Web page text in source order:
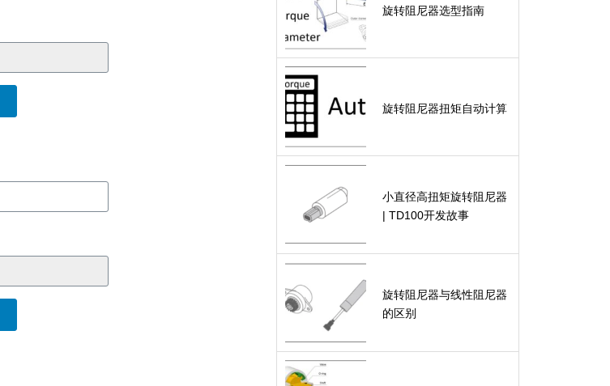
旋转阻尼器选型指南
旋转阻尼器扭矩自动计算
小直径高扭矩旋转阻尼器
| TD100开发故事
旋转阻尼器与线性阻尼器
的区别